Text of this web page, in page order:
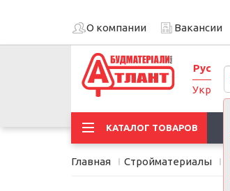
О компании Вакансии
Рус
Укр
КАТАЛОГ ТОВАРОВ
Главная Стройматериалы